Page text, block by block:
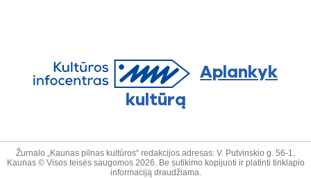
Aplankyk
kultūrą
Žurnalo „Kaunas pilnas kultūros“ redakcijos adresas: V. Putvinskio g. 56-1,
Kaunas © Visos teisės saugomos 2026. Be sutikimo kopijuoti ir platinti tinklapio
informaciją draudžiama.